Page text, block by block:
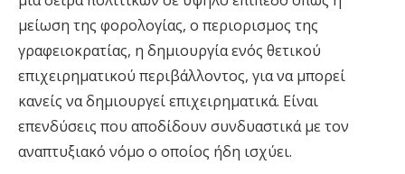
μείωση της φορολογίας, ο περιορισμος της
γραφειοκρατίας, η δημιουργία ενός θετικού
επιχειρηματικού περιβάλλοντος, για να μπορεί
κανείς να δημιουργεί επιχειρηματικά. Είναι
επενδύσεις που αποδίδουν συνδυαστικά με τον
αναπτυξιακό νόμο ο οποίος ήδη ισχύει.